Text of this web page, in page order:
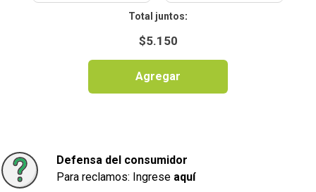
:
$5.150
Agregar
Defensa del consumidor
Para reclamos: Ingrese aquí